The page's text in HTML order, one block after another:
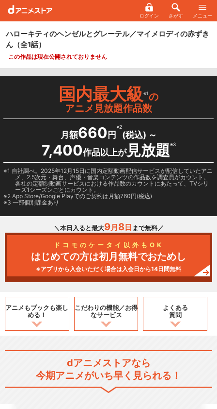
ログイン さがす メニュー
ハローキティのヘンゼルとグレーテル／マイメロディの赤ずき
ん （全1話）
この作品は現在公開されておりません
国内最大級※1の
アニメ見放題作品数
月額660 円
※2
(税込) ～
7,400作品以上が見放題※3
1 自社調べ。2025年12月15日に国内定額動画配信サービスが配信していたアニ
メ、2.5次元・舞台、声優・音楽コンテンツの作品数を調査員がカウント。
各社の定額制動画サービスにおける作品数のカウントにあたって、TVシリ
ーズ1シーズンごとにカウント。
2 App Store/Google Playでのご契約は月額760円(税込)
3 一部個別課金あり
＼本日入ると最大9月 8日 まで無料／
ドコモのケータイ以外もOK
はじめての方は初月無料でおためし
※アプリから入会いただく場合は入会日から14日間無料
アニメもブックも楽し
める！
こだわりの機能／お得
なサービス
よくある
質問
dアニメストアなら
今期アニメがいち早く見られる！